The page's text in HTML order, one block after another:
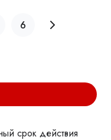
6
срок действия